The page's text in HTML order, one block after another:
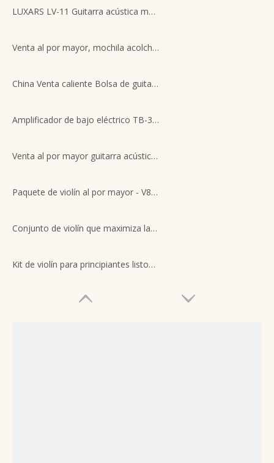
LUXARS LV-11 Guitarra acústica mate de 41' | Suministro constante | Tapa de abeto y caoba B&S | Trastes de extremo redondo de acero inoxidable + afinadores fundidos a presión
Venta al por mayor, mochila acolchada para guitarra acústica de 41 pulgadas, bolsa gruesa para concierto, funda suave para guitarra, funda acústica con cremallera para viaje
China Venta caliente Bolsa de guitarra acústica Acolchado grueso Impermeable Correa de hombro ajustable Funda de guitarra
Amplificador de bajo eléctrico TB-30 de 30 vatios
Venta al por mayor guitarra acústica de cuerpo fino con tapa sólida de abeto de 40 pulgadas LE-A1
Paquete de violín al por mayor - V86: 4 tamaños en 1 cartón | Construcción de madera sólida | Acabado natural satinado | Kit de listos para el comercio minorista
Conjunto de violín que maximiza las ganancias | 4 tamaños para todas las edades | Abeto sólido + arce de la llama | Caso+rosina+arco incluido | Moq 1 cartón
Kit de violín para principiantes listos para el comercio minorista | Top de arce y abeto de arce con flamado | Caso+rosina+arco incluido | Descuentos masivos